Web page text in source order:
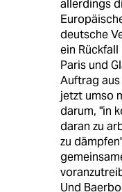
allerdings
deutsche
ein
Paris und
Auftrag
jetzt umso
darum, "in
daran zu
zu
Und